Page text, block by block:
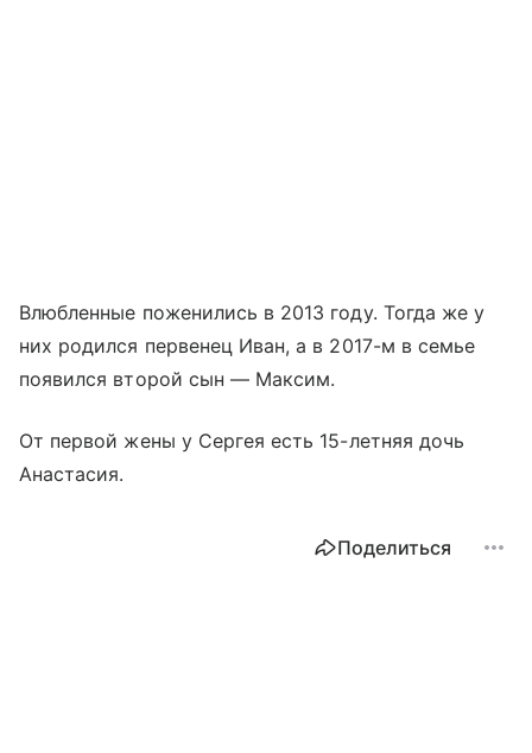
Влюбленные поженились в 2013 году. Тогда же у
них родился первенец Иван, а в 2017-м в семье
появился второй сын — Максим.
От первой жены у Сергея есть 15-летняя дочь
Анастасия.
Поделиться